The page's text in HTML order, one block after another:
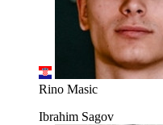
Rino Masic
Ibrahim Sagov